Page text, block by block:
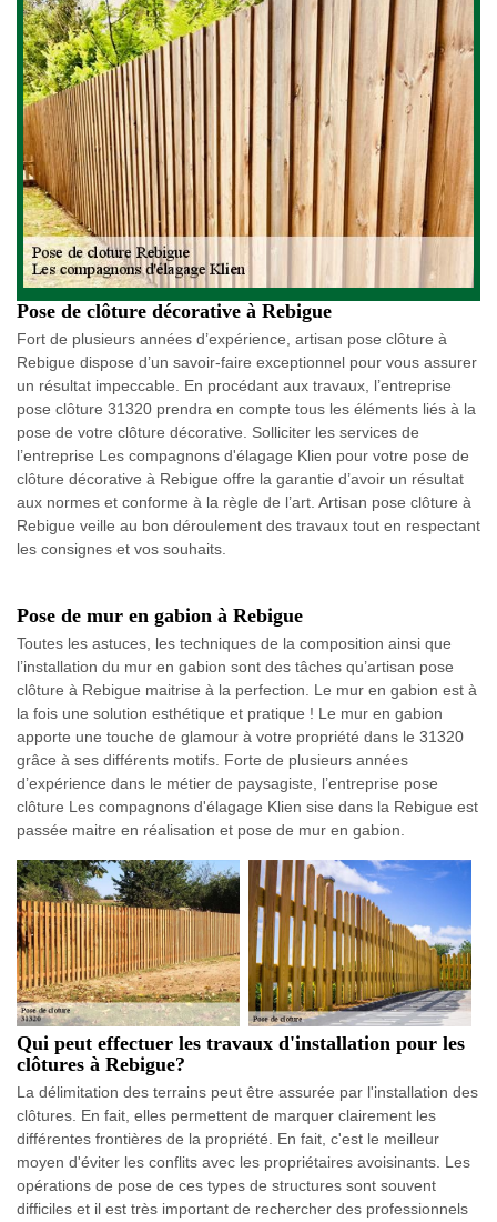
Pose de clôture décorative à Rebigue
Fort de plusieurs années d’expérience, artisan pose clôture à
Rebigue dispose d’un savoir-faire exceptionnel pour vous assurer
un résultat impeccable. En procédant aux travaux, l’entreprise
pose clôture 31320 prendra en compte tous les éléments liés à la
pose de votre clôture décorative. Solliciter les services de
l’entreprise Les compagnons d'élagage Klien pour votre pose de
clôture décorative à Rebigue offre la garantie d’avoir un résultat
aux normes et conforme à la règle de l’art. Artisan pose clôture à
Rebigue veille au bon déroulement des travaux tout en respectant
les consignes et vos souhaits.
Pose de mur en gabion à Rebigue
Toutes les astuces, les techniques de la composition ainsi que
l’installation du mur en gabion sont des tâches qu’artisan pose
clôture à Rebigue maitrise à la perfection. Le mur en gabion est à
la fois une solution esthétique et pratique ! Le mur en gabion
apporte une touche de glamour à votre propriété dans le 31320
grâce à ses différents motifs. Forte de plusieurs années
d’expérience dans le métier de paysagiste, l’entreprise pose
clôture Les compagnons d'élagage Klien sise dans la Rebigue est
passée maitre en réalisation et pose de mur en gabion.
Qui peut effectuer les travaux d'installation pour les
clôtures à Rebigue?
La délimitation des terrains peut être assurée par l'installation des
clôtures. En fait, elles permettent de marquer clairement les
différentes frontières de la propriété. En fait, c'est le meilleur
moyen d'éviter les conflits avec les propriétaires avoisinants. Les
opérations de pose de ces types de structures sont souvent
difficiles et il est très important de rechercher des professionnels